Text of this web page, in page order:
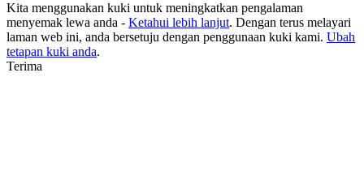
Kita menggunakan kuki untuk meningkatkan pengalaman
menyemak lewa anda - Ketahui lebih lanjut. Dengan terus melayari
laman web ini, anda bersetuju dengan penggunaan kuki kami. Ubah
tetapan kuki anda.
Terima